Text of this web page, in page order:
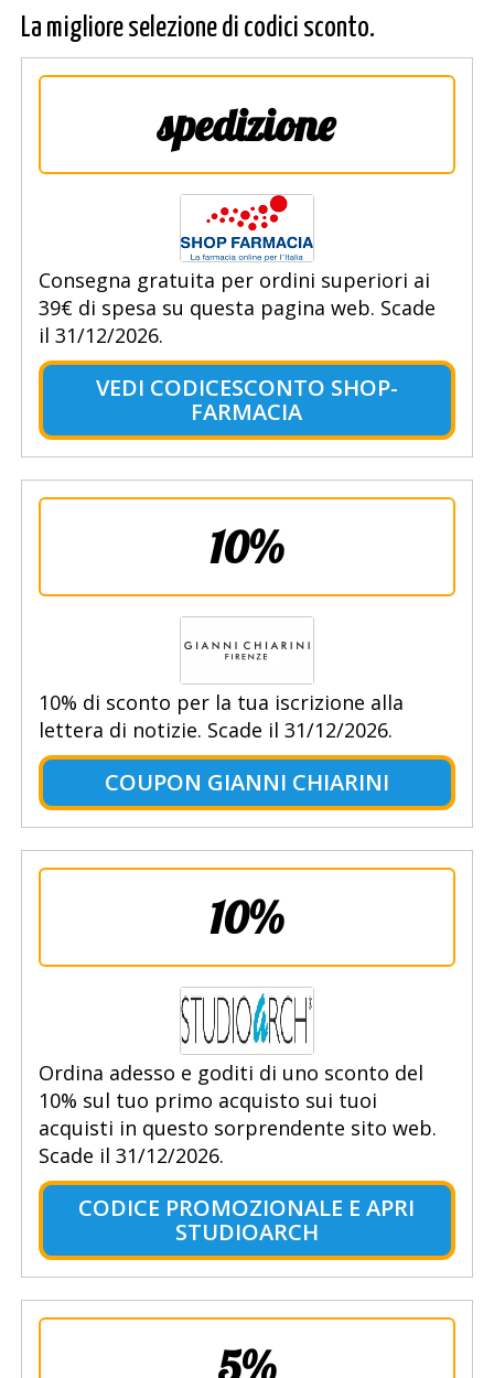
La migliore selezione di codici sconto.
spedizione
Consegna gratuita per ordini superiori ai
39€ di spesa su questa pagina web. Scade
il 31/12/2026.
VEDI CODICESCONTO SHOP-
FARMACIA
10%
10% di sconto per la tua iscrizione alla
lettera di notizie. Scade il 31/12/2026.
COUPON GIANNI CHIARINI
10%
Ordina adesso e goditi di uno sconto del
10% sul tuo primo acquisto sui tuoi
acquisti in questo sorprendente sito web.
Scade il 31/12/2026.
CODICE PROMOZIONALE E APRI
STUDIOARCH